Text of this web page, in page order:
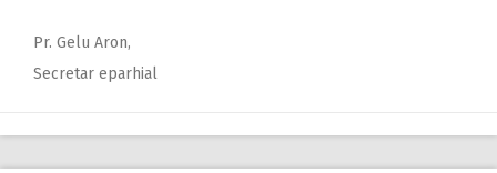
Pr. Gelu Aron,
Secretar eparhial